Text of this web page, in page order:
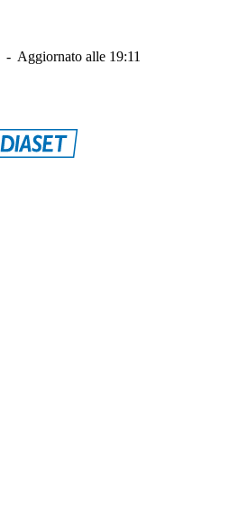
- Aggiornato alle 19:11